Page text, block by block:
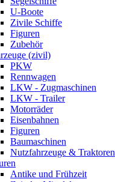
U-Boote
Zivile Schiffe
Figuren
Zubehör
(zivil)
PKW
Rennwagen
LKW - Zugmaschinen
LKW - Trailer
Motorräder
Eisenbahnen
Figuren
Baumaschinen
Nutzfahrzeuge & Traktoren
Antike und Frühzeit